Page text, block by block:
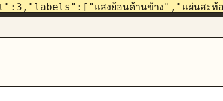
แสงย้อนด้านข้าง","แผ่นสะท้อ
camera icon at lower left, one